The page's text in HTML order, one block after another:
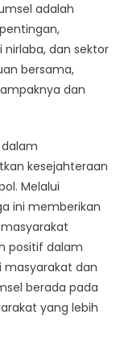
adalah
dan sektor
bersama,
dan
kesejahteraan
Melalui
ini memberikan
positif dalam
masyarakat dan
berada pada
yang lebih